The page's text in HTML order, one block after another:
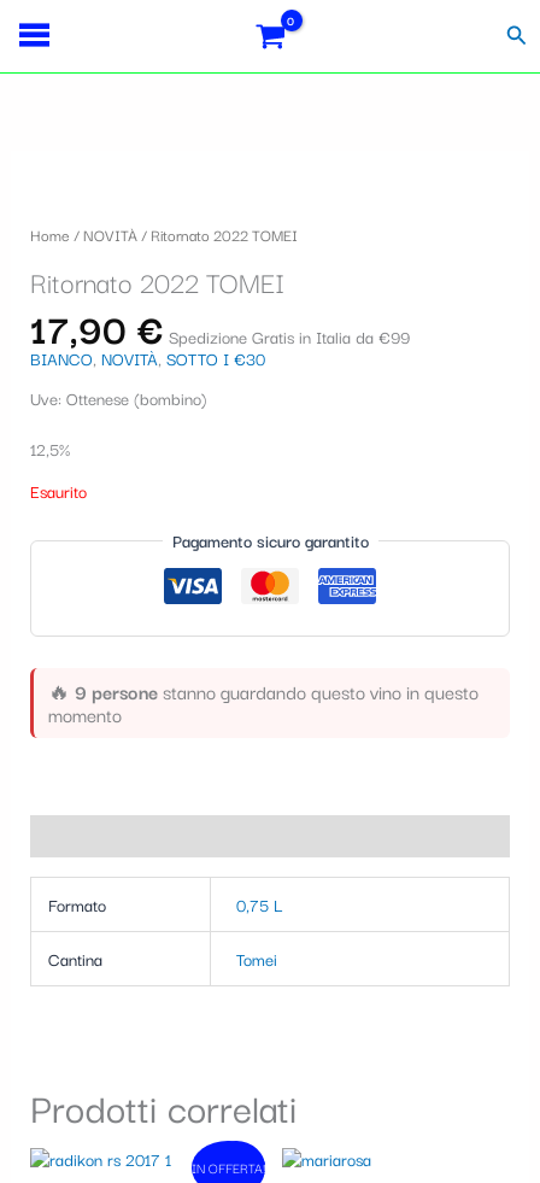
contenuto
Home /NOVITÀ/ Ritornato 2022 TOMEI
Ritornato 2022 TOMEI
17,90 € Spedizione Gratis in Italia da €99
BIANCO, NOVITÀ, SOTTO I €30
Uve: Ottenese (bombino)
12,5%
Esaurito
Pagamento sicuro garantito
🔥 9 personestanno guardando questo vino in questo
momento
Formato 0,75 L
Cantina Tomei
Prodotti correlati
In vendita!
IN OFFERTA!
Il
Il
S
o
n
a
u
n
a
c
g
o